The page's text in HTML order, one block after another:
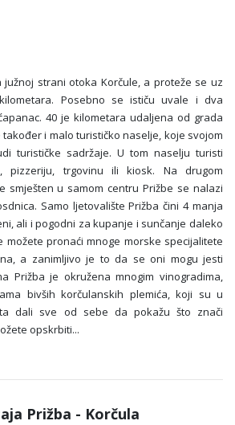
južnoj strani otoka Korčule, a proteže se uz
Posebno se ističu uvale i dva
40 je kilometara udaljena od grada
također i malo turističko naselje, koje svojom
turističke sadržaje. U tom naselju turisti
pizzeriju, trgovinu ili kiosk. Na drugom
smješten u samom centru Prižbe se nalazi
Samo ljetovalište Prižba čini 4 manja
ali i pogodni za kupanje i sunčanje daleko
možete pronaći mnoge morske specijalitete
a zanimljivo je to da se oni mogu jesti
Prižba je okružena mnogim vinogradima,
bivših korčulanskih plemića, koji su u
dali sve od sebe da pokažu što znači
opskrbiti...
Prižba - Korčula